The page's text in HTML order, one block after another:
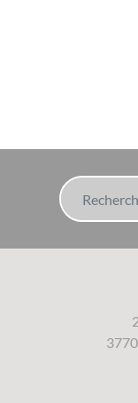
Rechercher